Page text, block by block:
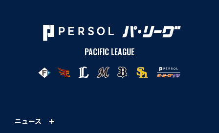
PACIFIC LEAGUE
ニュース